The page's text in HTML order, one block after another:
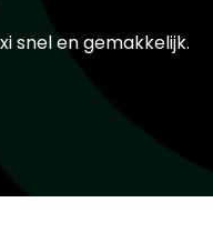
snel en gemakkelijk.